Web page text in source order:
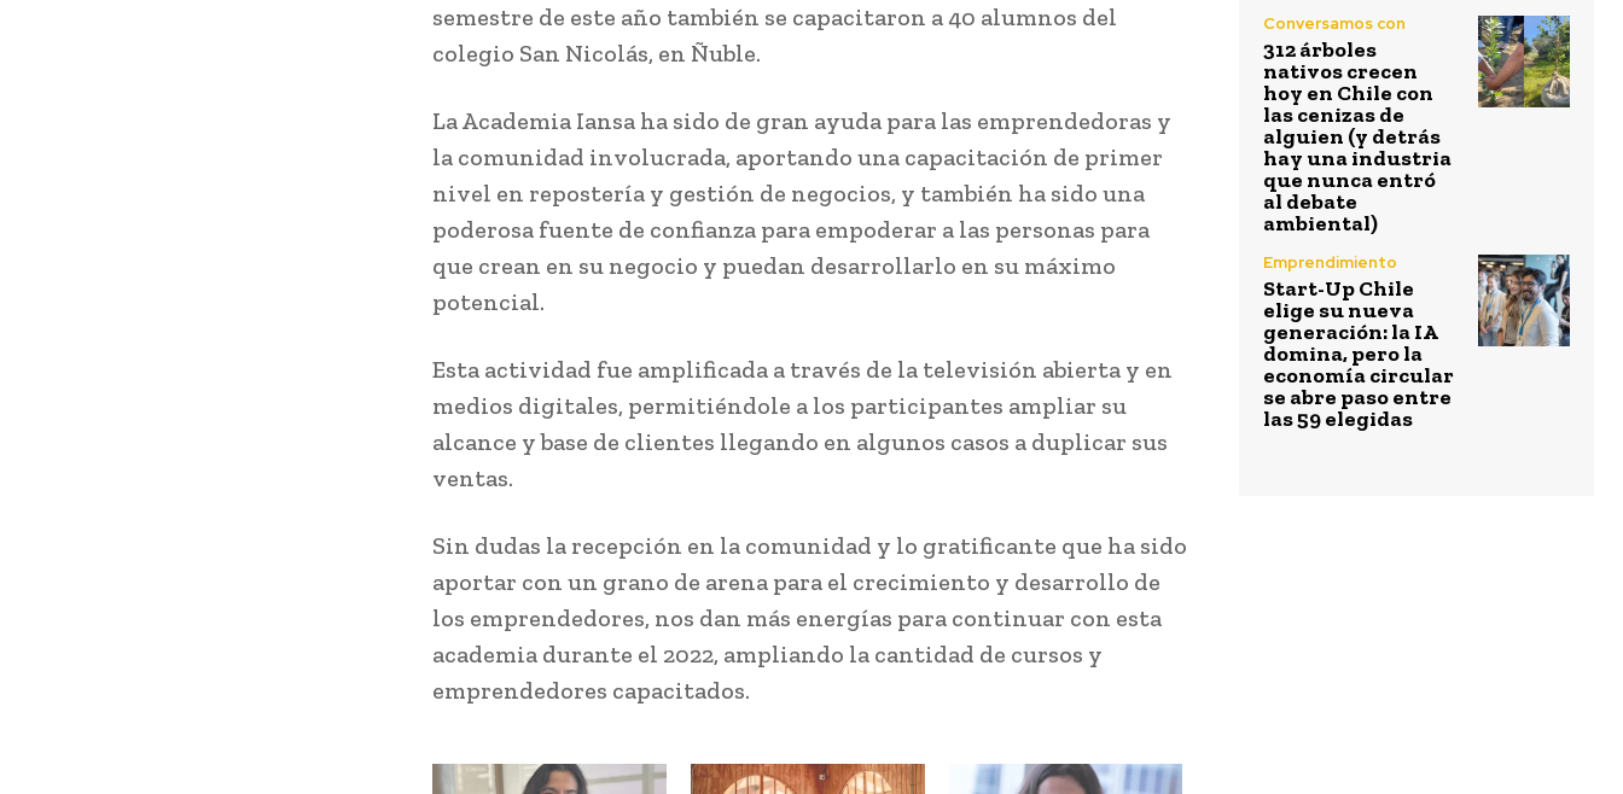
semestre de este año también se capacitaron a 40 alumnos del
colegio San Nicolás, en Ñuble.
La Academia Iansa ha sido de gran ayuda para las emprendedoras y
la comunidad involucrada, aportando una capacitación de primer
nivel en repostería y gestión de negocios, y también ha sido una
poderosa fuente de confianza para empoderar a las personas para
que crean en su negocio y puedan desarrollarlo en su máximo
potencial.
Esta actividad fue amplificada a través de la televisión abierta y en
medios digitales, permitiéndole a los participantes ampliar su
alcance y base de clientes llegando en algunos casos a duplicar sus
ventas.
Sin dudas la recepción en la comunidad y lo gratificante que ha sido
aportar con un grano de arena para el crecimiento y desarrollo de
los emprendedores, nos dan más energías para continuar con esta
academia durante el 2022, ampliando la cantidad de cursos y
emprendedores capacitados.
Conversamos con
312 árboles
nativos crecen
hoy en Chile con
las cenizas de
alguien (y detrás
hay una industria
que nunca entró
al debate
ambiental)
Emprendimiento
Start-Up Chile
elige su nueva
generación: la IA
domina, pero la
economía circular
se abre paso entre
las 59 elegidas